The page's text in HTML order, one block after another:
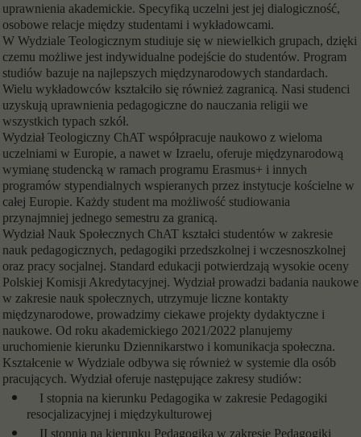
uprawnienia akademickie. Specyfiką uczelni jest jej dialogiczność,
osobowe relacje między studentami i wykładowcami.
W Wydziale Teologicznym studiuje się w niewielkich grupach, dzięki
czemu możliwe jest indywidualne podejście do studentów. Program
studiów bazuje na najlepszych międzynarodowych standardach.
Wielu wykładowców kształciło się również zagranicą. Nasi studenci
uzyskują uprawnienia pedagogiczne do nauczania religii we
wszystkich typach szkół.
Wydział Teologiczny ChAT współpracuje naukowo z wieloma
uczelniami w Europie, a nawet w Izraelu, oferuje międzynarodową
wymianę studencką w ramach programu Erasmus+ i innych
programów stypendialnych wspieranych przez instytucje kościelne w
całej Europie. Każdy student ma możliwość studiowania
przynajmniej jednego semestru za granicą.
Wydział Nauk Społecznych ChAT kształci studentów w zakresie
nauk pedagogicznych, pedagogiki przedszkolnej i wczesnoszkolnej
oraz pracy socjalnej. Standard edukacji potwierdzają wysokie oceny
Polskiej Komisji Akredytacyjnej. Wydział prowadzi badania naukowe
w zakresie nauk społecznych, utrzymuje liczne kontakty
międzynarodowe, prowadzimy ciekawe projekty dydaktyczne i
naukowe. Od roku akademickiego 2021/2022 planujemy
uruchomienie kierunku Dziennikarstwo i komunikacja społeczna.
Kształcenie w Wydziale odbywa się również w systemie dla osób
pracujących. Wydział oferuje następujące zakresy studiów:
I stopnia na kierunku Pedagogika w zakresie Pedagogiki
resocjalizacyjnej i międzykulturowej
II stopnia na kierunku Pedagogika w zakresie Pedagogiki